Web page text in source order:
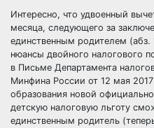
Интересно, что удвоенный
месяца, следующего за
единственным родителем
нюансы двойного налогового
в Письме Департамента
Минфина России от 12 мая
образования новой
детскую налоговую льготу
единственным родитель